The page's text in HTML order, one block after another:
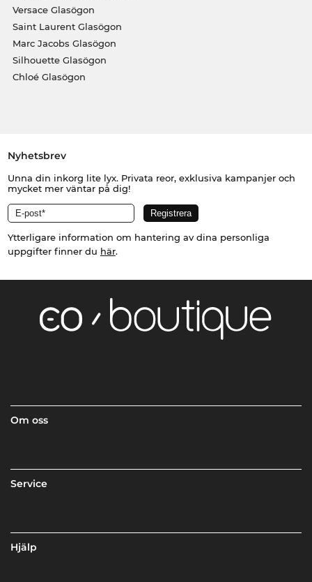
Versace Glasögon
Saint Laurent Glasögon
Marc Jacobs Glasögon
Silhouette Glasögon
Chloé Glasögon
Nyhetsbrev
Unna din inkorg lite lyx. Privata reor, exklusiva kampanjer och
mycket mer väntar på dig!
Ytterligare information om hantering av dina personliga
uppgifter finner du här.
Om oss
Service
Hjälp